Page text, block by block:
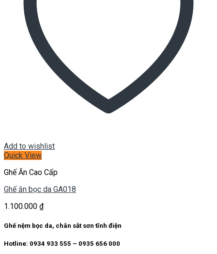
Add to wishlist
Quick View
Ghế Ăn Cao Cấp
Ghế ăn bọc da GA018
1.100.000 ₫
Ghế nệm bọc da, chân sắt sơn tĩnh điện
Hotline: 0934 933 555 – 0935 656 000